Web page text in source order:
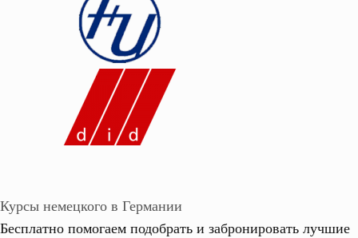
Курсы немецкого в Германии
Бесплатно помогаем подобрать и забронировать лучшие